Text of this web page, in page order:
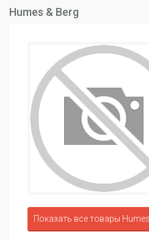
Humes & Berg
Показать все товары